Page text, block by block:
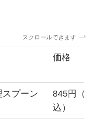
スクロールできます
価格
スプーン
845円（
込）